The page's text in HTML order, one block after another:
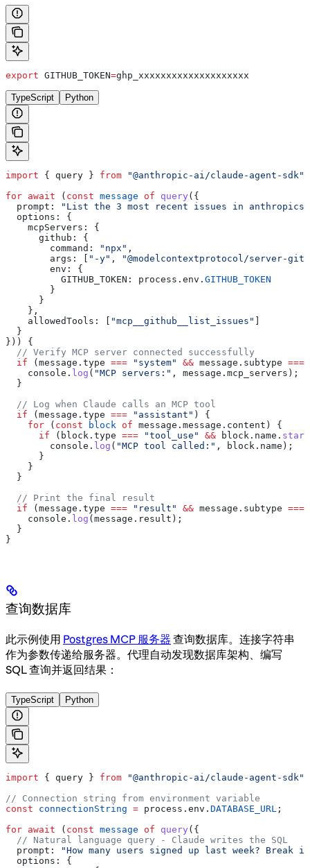
export GITHUB_TOKEN=ghp_xxxxxxxxxxxxxxxxxxxx
TypeScript Python
import { query } from "@anthropic-ai/claude-agent-sdk"
for await ( const message of query ({
  prompt:
"List the 3 most recent issues in anthropics/
  options:
{
    mcpServers:
{
      github:
{
        command:
"npx" ,
        args:
"-y" ,
"@modelcontextprotocol/server-
        env:
{
          GITHUB_TOKEN:
process . env . GITHUB_TOKEN
        }
      }
    },
    allowedTools:
"mcp__github__list_issues"
  }
})) {
  // Verify MCP server connected successfully
  if
( message . type === "system" && message . subtype ===
    console
. log ( "MCP servers:" , message . mcp_servers );
  }
  // Log when Claude calls an MCP tool
  if
( message . type === "assistant" ) {
    for
( const block of message . message . content ) {
      if
( block . type === "tool_use" && block . name .
        console
. log ( "MCP tool called:" , block . name );
      }
    }
  }
  // Print the final result
  if
( message . type === "result" && message . subtype ===
    console
. log ( message . result );
  }
}
查询数据库
此示例使用 Postgres MCP 服务器 查询数据库。连接字符串
作为参数传递给服务器。代理自动发现数据库架构、编写
SQL 查询并返回结果：
TypeScript Python
import { query } from "@anthropic-ai/claude-agent-sdk"
// Connection string from environment variable
const connectionString = process . env . DATABASE_URL ;
for await ( const message of query ({
  // Natural language query - Claude writes the SQL
  prompt:
"How many users signed up last week? Break
  options:
{